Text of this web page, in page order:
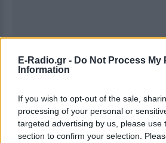
E-Radio.gr - Do Not Process My
Information
If you wish to opt-out of the sale,
processing of your personal or
targeted advertising by us, please use
section to confirm your selection.
Ακολουθήστε το E-Radio.gr
και μάθετε πρώτοι τα πιο hot